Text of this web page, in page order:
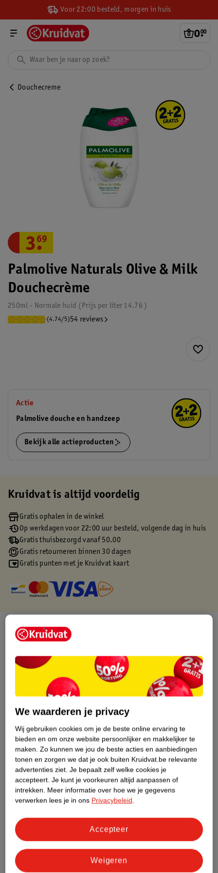
Voor 22:00 besteld, morgen in huis
0.
00
Douchecreme
Palmolive Naturals Olive & Milk
Douchecrème
250ml - Normale huid 14.76
Prijs per liter
(4.74/5)54 reviews
3.
69
Actie
Palmolive douche en handzeep
Bekijk alle actieproducten
Kruidvat is altijd voordelig
Gratis ophalen in de winkel
Op werkdagen voor 22:00 uur besteld, volgende dag in huis
Gratis thuisbezorgd vanaf 50.00
Gratis retourneren binnen 30 dagen
Gratis punten met je Kruidvat kaart
Over dit product
Etiketinformatie
Nature Impact Score
Impact Score.
Meer informatie
Bestel & Bezorginformatie
Bekijk ook
MeerPalmolive Alle Douchecreme
Hoe controleren wij de reviews?
We waarderen je privacy
Wij gebruiken cookies om je de beste online ervaring te
bieden en om onze website persoonlijker en makkelijker te
maken. Zo kunnen we jou de beste acties en aanbiedingen
tonen en zorgen we dat je ook buiten Kruidvat.be relevante
advertenties ziet. Je bepaalt zelf welke cookies je
accepteert. Je kunt je voorkeuren altijd aanpassen of
intrekken. Meer informatie over hoe we je gegevens
verwerken lees je in ons Privacybeleid.
Weigeren
Accepteer